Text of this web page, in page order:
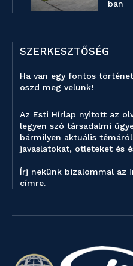
ban
SZERKESZTŐSÉG
Ha van egy fontos
oszd meg velünk!
Az Esti Hírlap nyitott az
legyen szó társadalmi
bármilyen aktuális
javaslatokat, ötleteket és
Írj nekünk bizalommal az
címre.